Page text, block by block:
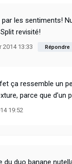
les sentiments!
revisité!
2014 13:33 Répondre
ça ressemble un
parce que
19:52
duo banane